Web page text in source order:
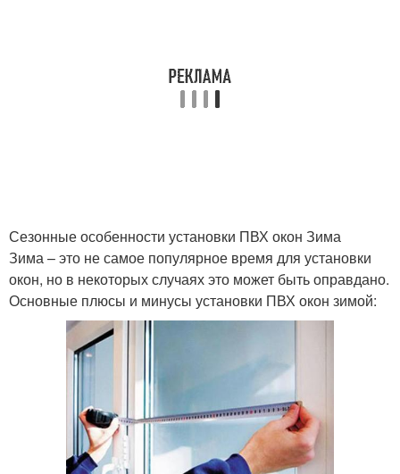
Сезонные особенности установки ПВХ окон Зима
Зима – это не самое популярное время для установки
окон, но в некоторых случаях это может быть оправдано.
Основные плюсы и минусы установки ПВХ окон зимой: